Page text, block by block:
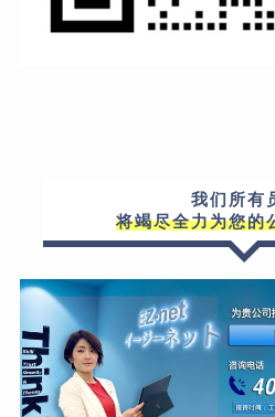
我们所有
将竭尽全力为您的